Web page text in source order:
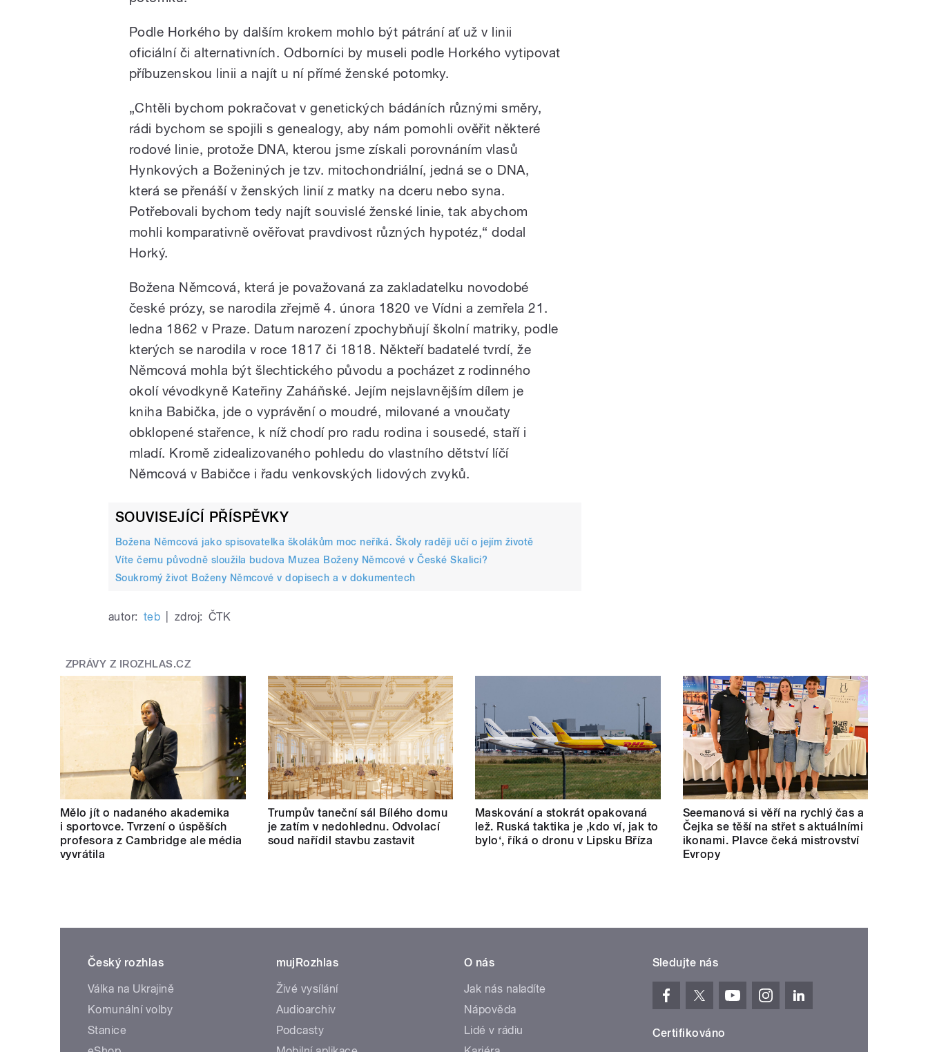
Podle Horkého by dalším krokem mohlo být pátrání ať už v linii
oficiální či alternativních. Odborníci by museli podle Horkého vytipovat
příbuzenskou linii a najít u ní přímé ženské potomky.
„Chtěli bychom pokračovat v genetických bádáních různými směry,
rádi bychom se spojili s genealogy, aby nám pomohli ověřit některé
rodové linie, protože DNA, kterou jsme získali porovnáním vlasů
Hynkových a Boženiných je tzv. mitochondriální, jedná se o DNA,
která se přenáší v ženských linií z matky na dceru nebo syna.
Potřebovali bychom tedy najít souvislé ženské linie, tak abychom
mohli komparativně ověřovat pravdivost různých hypotéz,“ dodal
Horký.
Božena Němcová, která je považovaná za zakladatelku novodobé
české prózy, se narodila zřejmě 4. února 1820 ve Vídni a zemřela 21.
ledna 1862 v Praze. Datum narození zpochybňují školní matriky, podle
kterých se narodila v roce 1817 či 1818. Někteří badatelé tvrdí, že
Němcová mohla být šlechtického původu a pocházet z rodinného
okolí vévodkyně Kateřiny Zaháňské. Jejím nejslavnějším dílem je
kniha Babička, jde o vyprávění o moudré, milované a vnoučaty
obklopené stařence, k níž chodí pro radu rodina i sousedé, staří i
mladí. Kromě zidealizovaného pohledu do vlastního dětství líčí
Němcová v Babičce i řadu venkovských lidových zvyků.
SOUVISEJÍCÍ PŘÍSPĚVKY
Božena Němcová jako spisovatelka školákům moc neříká. Školy raději učí o jejím životě
Víte čemu původně sloužila budova Muzea Boženy Němcové v České Skalici?
Soukromý život Boženy Němcové v dopisech a v dokumentech
autor: teb zdroj: ČTK
ZPRÁVY Z IROZHLAS.CZ
Mělo jít o nadaného akademika
i sportovce. Tvrzení o úspěších
profesora z Cambridge ale média
vyvrátila
Trumpův taneční sál Bílého domu
je zatím v nedohlednu. Odvolací
soud nařídil stavbu zastavit
Maskování a stokrát opakovaná
lež. Ruská taktika je ‚kdo ví, jak to
bylo‘, říká o dronu v Lipsku Bříza
Seemanová si věří na rychlý čas a
Čejka se těší na střet s aktuálními
ikonami. Plavce čeká mistrovství
Evropy
Český rozhlas
Válka na Ukrajině
Komunální volby
Stanice
mujRozhlas
Živé vysílání
Audioarchiv
Podcasty
O nás
Jak nás naladíte
Nápověda
Lidé v rádiu
Sledujte nás
Certifikováno